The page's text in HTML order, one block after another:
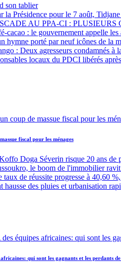
son tablier
la Présidence pour le 7 août,
AU PPA-CI :
cacao : le gouvernement appelle
hymne porté par neuf icônes de la
: Deux agresseurs condamnés à
locaux du PDCI libérés
fiscal pour les ménages
Doga Séverin risque 20 ans de
le boom de l'immobilier
de réussite progresse à 40,60
hausse des pluies et urbanisation
qui sont les gagnants et les perdants